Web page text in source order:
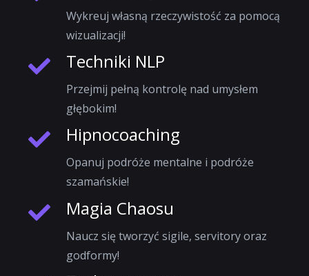
Wykreuj własną rzeczywistość za pomocą
wizualizacji!
Techniki NLP
Przejmij pełną kontrolę nad umysłem
głębokim!
Hipnocoaching
Opanuj podróże mentalne i podróże
szamańskie!
Magia Chaosu
Naucz się tworzyć sigile, servitory oraz
godformy!